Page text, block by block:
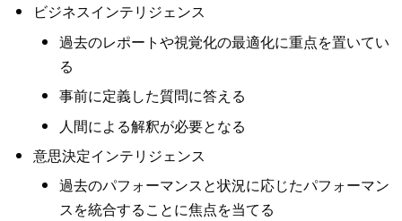
ビジネスインテリジェンス
過去のレポートや視覚化の最適化に重点を置いてい
る
事前に定義した質問に答える
人間による解釈が必要となる
意思決定インテリジェンス
過去のパフォーマンスと状況に応じたパフォーマン
スを統合することに焦点を当てる